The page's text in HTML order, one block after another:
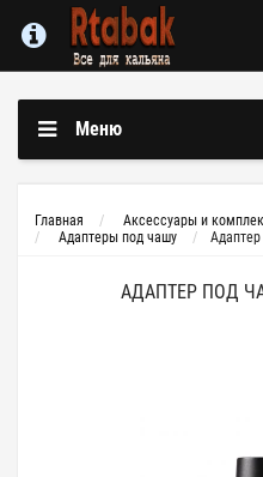
Меню
Главная
Аксессуары и
Адаптеры под чашу
АДАПТЕР ПОД